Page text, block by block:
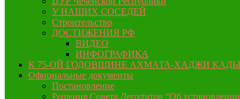
У НАШИХ СОСЕДЕЙ
Строительство
ДОСТИЖЕНИЯ РФ
ВИДЕО
ИНФОГРАФИКА
К 75-ОЙ ГОДОВЩИНЕ АХМАТА-ХАДЖИ
Официальные документы
Постановление
Решения Совета Депутатов “Об